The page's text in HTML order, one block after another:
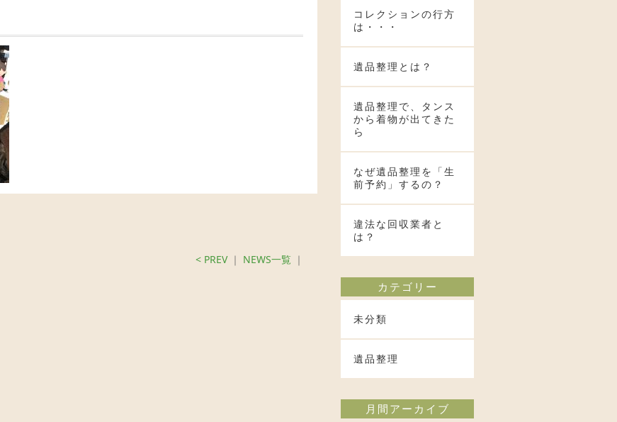
< PREV｜ NEWS一覧｜
コレクションの行方
は・・・
遺品整理とは？
遺品整理で、タンス
から着物が出てきた
ら
なぜ遺品整理を「生
前予約」するの？
違法な回収業者と
は？
カテゴリー
未分類
遺品整理
月間アーカイブ